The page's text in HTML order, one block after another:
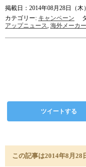
掲載日：2014年08月28日（木）
カテゴリー: キャンペーン
アップニュース, 海外メーカー
ツイートする
この記事は2014年8月28